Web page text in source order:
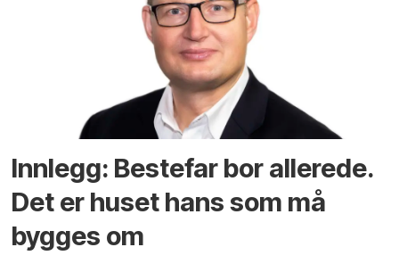
Innlegg: Bestefar bor allerede.
Det er huset hans som må
bygges om